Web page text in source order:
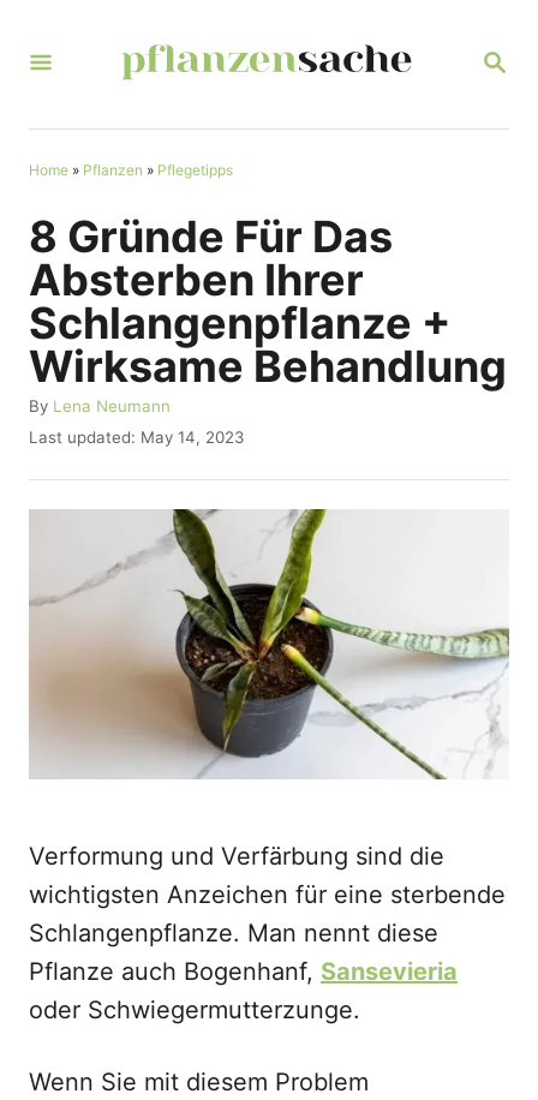
S
R
Home » Pflanzen » Pflegetipps
8 Gründe Für Das
Absterben Ihrer
Schlangenpflanze +
Wirksame Behandlung
By A
u
h
o
Lena Neumann
P
s
t
n
Last updated: May 14, 2023
Verformung und Verfärbung sind die
wichtigsten Anzeichen für eine sterbende
Schlangenpflanze. Man nennt diese
Pflanze auch Bogenhanf, Sansevieria
oder Schwiegermutterzunge.
Wenn Sie mit diesem Problem